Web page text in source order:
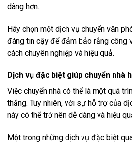
dàng hơn.
Hãy chọn một dịch vụ chuyển văn
đáng tin cậy để đảm bảo rằng công
cách chuyên nghiệp và hiệu quả.
Dịch vụ đặc biệt giúp chuyển nhà
Việc chuyển nhà có thể là một quá
thẳng. Tuy nhiên, với sự hỗ trợ của
này có thể trở nên dễ dàng và hiệu
Một trong những dịch vụ đặc biệt